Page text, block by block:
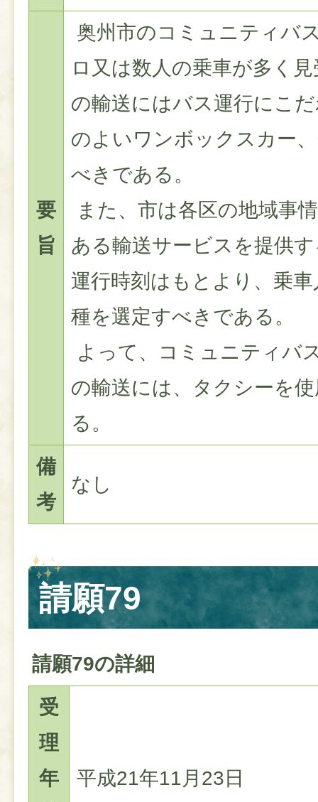
要
旨
奥州市のコミュニティバ
ロ又は数人の乗車が多く
の輸送にはバス運行にこ
のよいワンボックスカー
べきである。
また、市は各区の地域事
ある輸送サービスを提供
運行時刻はもとより、乗
種を選定すべきである。
よって、コミュニティバ
の輸送には、タクシーを
る。
備
考
なし
請願79
請願79の詳細
受
理
年
平成21年11月23日